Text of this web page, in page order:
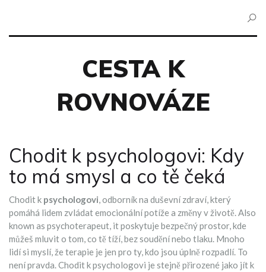
CESTA K
ROVNOVÁZE
Chodit k psychologovi: Kdy
to má smysl a co tě čeká
Chodit k psychologovi,odborník na duševní zdraví, který
pomáhá lidem zvládat emocionální potíže a změny v životě. Also
known as psychoterapeut, itposkytuje bezpečný prostor, kde
můžeš mluvit o tom, co tě tíží, bez soudění nebo tlaku. Mnoho
lidí si myslí, že terapie je jen pro ty, kdo jsou úplně rozpadlí. To
není pravda. Chodit k psychologovi je stejně přirozené jako jít k